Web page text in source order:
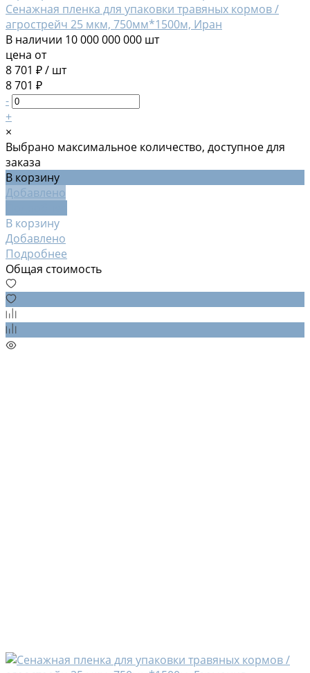
Сенажная пленка для упаковки травяных кормов /
агрострейч 25 мкм, 750мм*1500м, Иран
В наличии 10 000 000 000 шт
цена от
8 701 ₽/ шт
8 701 ₽
-
+
×
Выбрано максимальное количество, доступное для
заказа
В корзину
Добавлено
В корзину
Добавлено
Подробнее
Общая стоимость